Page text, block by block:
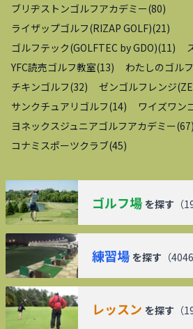
ブリヂストンゴルフアカデミー(80)
ライザップゴルフ(RIZAP GOLF)(21 )
ゴルフテック(GOLFTEC by GDO)(11 )
YFC読売ゴルフ教室(13) わたしのゴルフ
チキンゴルフ(32) ゼンゴルフレンジ
サンクチュアリゴルフ(14) ワイズワン
ヨネックスジュニアゴルフアカデミー(67)
コナミスポーツクラブ(45)
ゴルフ場 を探す （
練習場 を探す （4046
レッスン を探す （